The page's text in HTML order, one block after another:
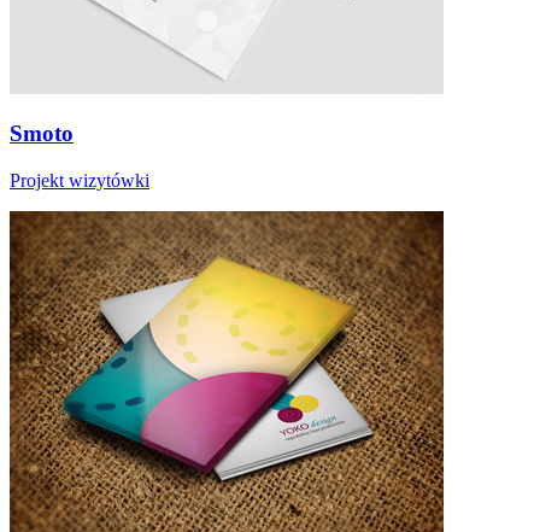
Smoto
Projekt wizytówki